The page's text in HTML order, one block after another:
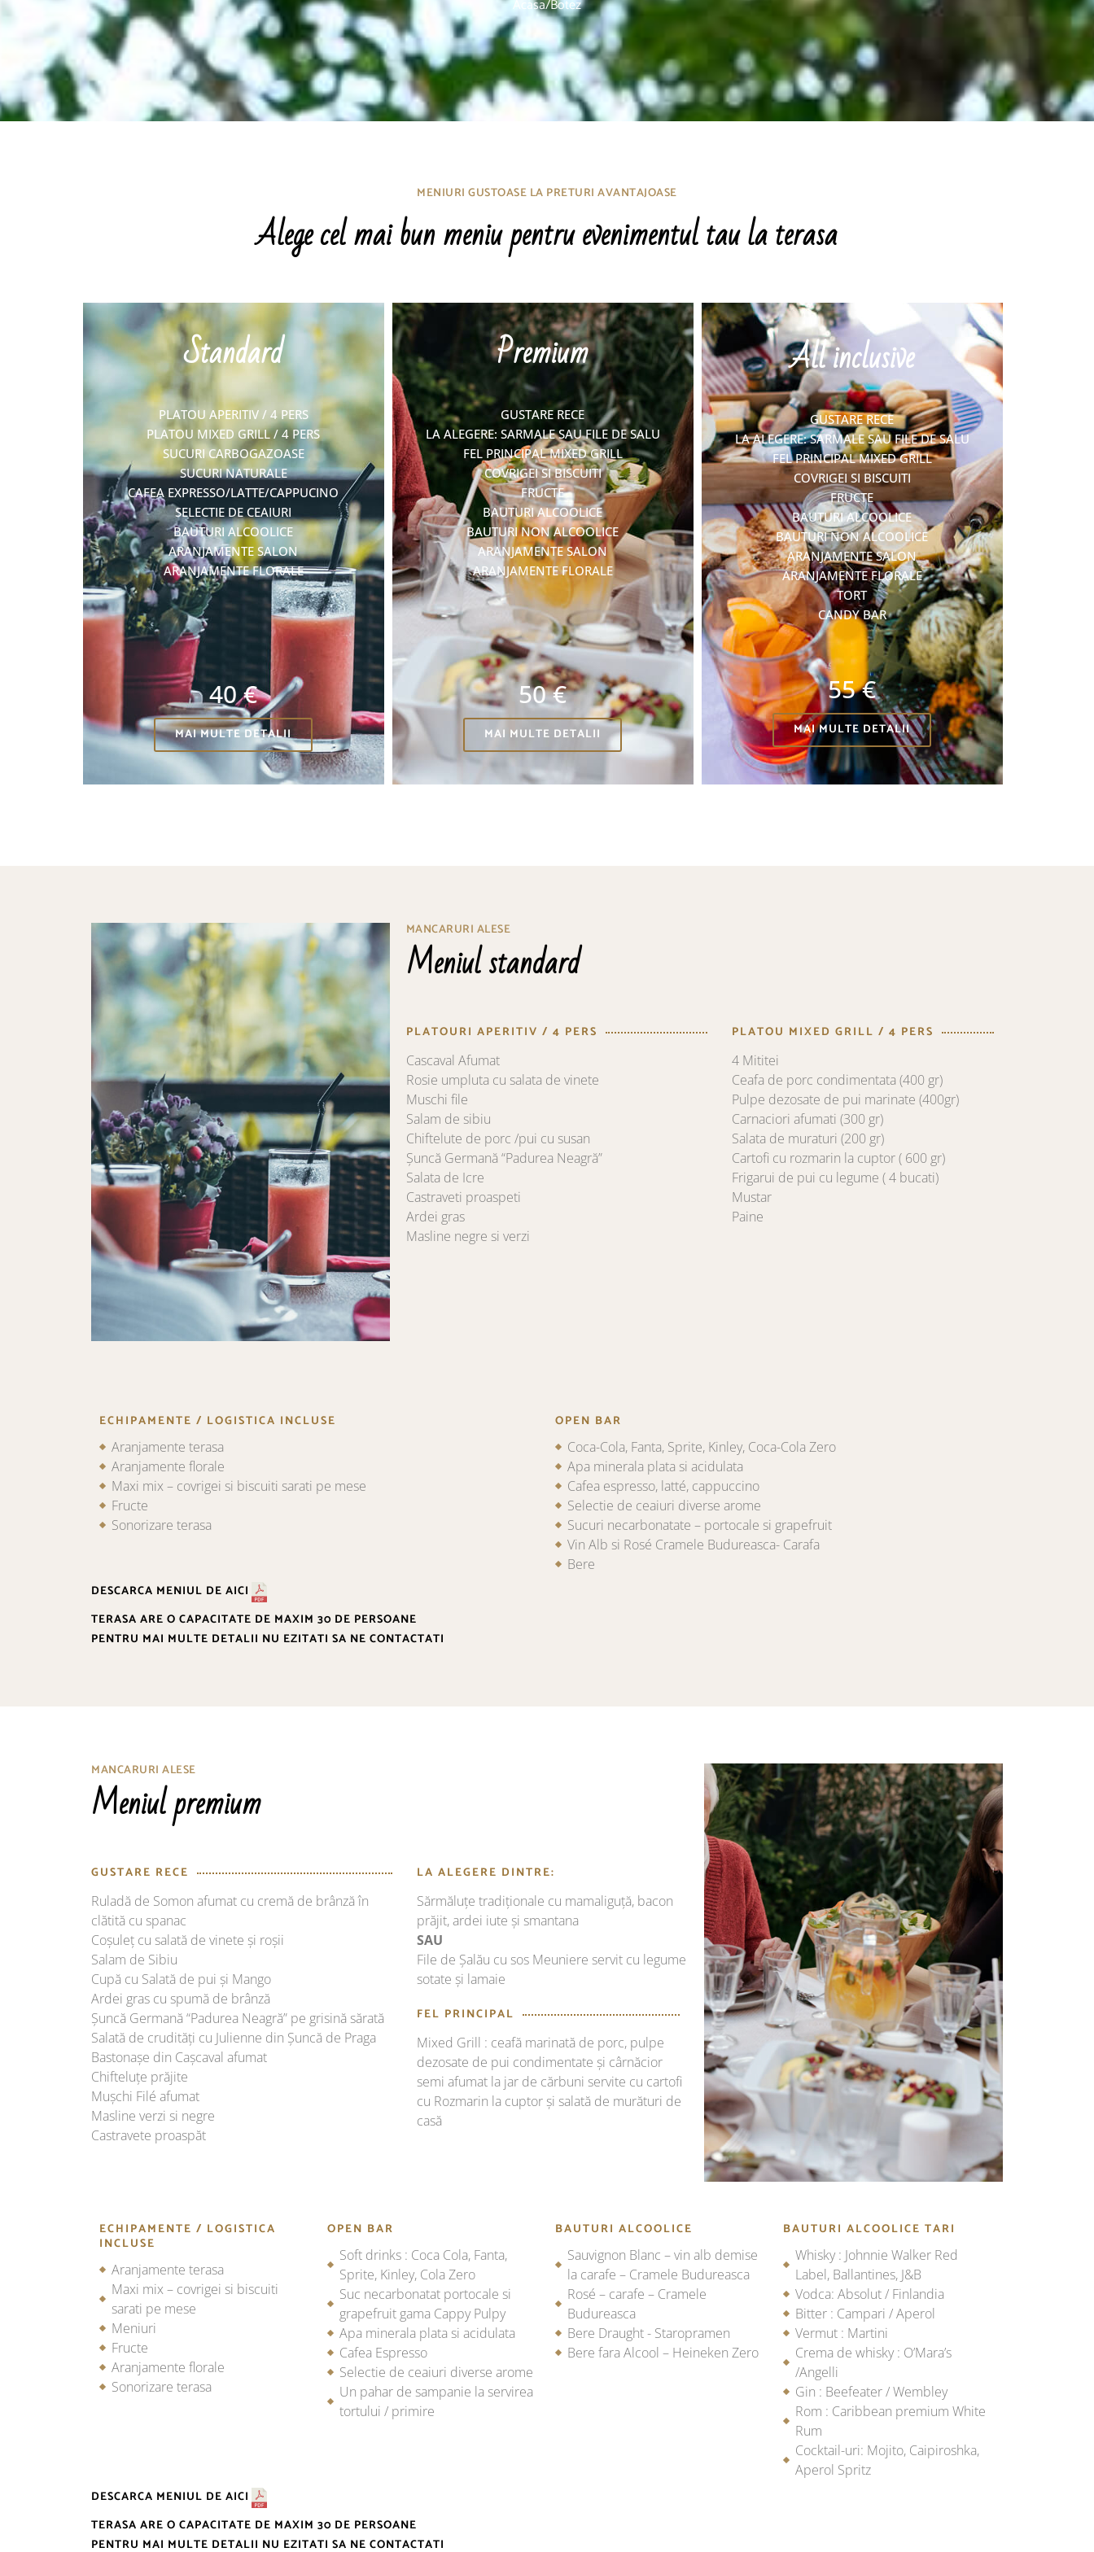
Acasa/Botez
MENIURI GUSTOASE LA PRETURI AVANTAJOASE
Alege cel mai bun meniu pentru evenimentul tau la terasa
Standard
PLATOU APERITIV / 4 PERS
PLATOU MIXED GRILL / 4 PERS
SUCURI CARBOGAZOASE
SUCURI NATURALE
CAFEA EXPRESSO/LATTE/CAPPUCINO
SELECTIE DE CEAIURI
BAUTURI ALCOOLICE
ARANJAMENTE SALON
ARANJAMENTE FLORALE
40 €
MAI MULTE DETALII
Premium
GUSTARE RECE
LA ALEGERE: SARMALE SAU FILE DE SALU
FEL PRINCIPAL MIXED GRILL
COVRIGEI SI BISCUITI
FRUCTE
BAUTURI ALCOOLICE
BAUTURI NON ALCOOLICE
ARANJAMENTE SALON
ARANJAMENTE FLORALE
50 €
MAI MULTE DETALII
All inclusive
GUSTARE RECE
LA ALEGERE: SARMALE SAU FILE DE SALU
FEL PRINCIPAL MIXED GRILL
COVRIGEI SI BISCUITI
FRUCTE
BAUTURI ALCOOLICE
BAUTURI NON ALCOOLICE
ARANJAMENTE SALON
ARANJAMENTE FLORALE
TORT
CANDY BAR
55 €
MAI MULTE DETALII
MANCARURI ALESE
Meniul standard
PLATOURI APERITIV / 4 PERS
Cascaval Afumat
Rosie umpluta cu salata de vinete
Muschi file
Salam de sibiu
Chiftelute de porc /pui cu susan
Șuncă Germană “Padurea Neagră”
Salata de Icre
Castraveti proaspeti
Ardei gras
Masline negre si verzi
PLATOU MIXED GRILL / 4 PERS
4 Mititei
Ceafa de porc condimentata (400 gr)
Pulpe dezosate de pui marinate (400gr)
Carnaciori afumati (300 gr)
Salata de muraturi (200 gr)
Cartofi cu rozmarin la cuptor ( 600 gr)
Frigarui de pui cu legume ( 4 bucati)
Mustar
Paine
ECHIPAMENTE / LOGISTICA INCLUSE
Aranjamente terasa
Aranjamente florale
Maxi mix – covrigei si biscuiti sarati pe mese
Fructe
Sonorizare terasa
OPEN BAR
Coca-Cola, Fanta, Sprite, Kinley, Coca-Cola Zero
Apa minerala plata si acidulata
Cafea espresso, latté, cappuccino
Selectie de ceaiuri diverse arome
Sucuri necarbonatate – portocale si grapefruit
Vin Alb si Rosé Cramele Budureasca- Carafa
Bere
DESCARCA MENIUL DE AICI
TERASA ARE O CAPACITATE DE MAXIM 30 DE PERSOANE
PENTRU MAI MULTE DETALII NU EZITATI SA NE CONTACTATI
MANCARURI ALESE
Meniul premium
GUSTARE RECE
Ruladă de Somon afumat cu cremă de brânză în
clătită cu spanac
Coșuleț cu salată de vinete și roșii
Salam de Sibiu
Cupă cu Salată de pui și Mango
Ardei gras cu spumă de brânză
Șuncă Germană “Padurea Neagră” pe grisină sărată
Salată de crudități cu Julienne din Șuncă de Praga
Bastonașe din Cașcaval afumat
Chifteluțe prăjite
Mușchi Filé afumat
Masline verzi si negre
Castravete proaspăt
LA ALEGERE DINTRE:
Sărmăluțe tradiționale cu mamaliguță, bacon
prăjit, ardei iute și smantana
SAU
File de Șalău cu sos Meuniere servit cu legume
sotate și lamaie
FEL PRINCIPAL
Mixed Grill : ceafă marinată de porc, pulpe
dezosate de pui condimentate și cârnăcior
semi afumat la jar de cărbuni servite cu cartofi
cu Rozmarin la cuptor și salată de murături de
casă
ECHIPAMENTE / LOGISTICA
INCLUSE
Aranjamente terasa
Maxi mix – covrigei si biscuiti
sarati pe mese
Meniuri
Fructe
Aranjamente florale
Sonorizare terasa
OPEN BAR
Soft drinks : Coca Cola, Fanta,
Sprite, Kinley, Cola Zero
Suc necarbonatat portocale si
grapefruit gama Cappy Pulpy
Apa minerala plata si acidulata
Cafea Espresso
Selectie de ceaiuri diverse arome
Un pahar de sampanie la servirea
tortului / primire
BAUTURI ALCOOLICE
Sauvignon Blanc – vin alb demise
la carafe – Cramele Budureasca
Rosé – carafe – Cramele
Budureasca
Bere Draught - Staropramen
Bere fara Alcool – Heineken Zero
BAUTURI ALCOOLICE TARI
Whisky : Johnnie Walker Red
Label, Ballantines, J&B
Vodca: Absolut / Finlandia
Bitter : Campari / Aperol
Vermut : Martini
Crema de whisky : O’Mara’s
/Angelli
Gin : Beefeater / Wembley
Rom : Caribbean premium White
Rum
Cocktail-uri: Mojito, Caipiroshka,
Aperol Spritz
DESCARCA MENIUL DE AICI
TERASA ARE O CAPACITATE DE MAXIM 30 DE PERSOANE
PENTRU MAI MULTE DETALII NU EZITATI SA NE CONTACTATI